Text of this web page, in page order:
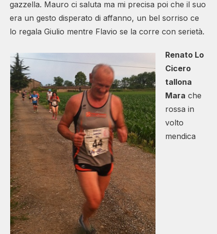
gazzella. Mauro ci saluta ma mi precisa poi che il suo
era un gesto disperato di affanno, un bel sorriso ce
lo regala Giulio mentre Flavio se la corre con serietà.
Renato Lo
Cicero
tallona
Mara che
rossa in
volto
mendica